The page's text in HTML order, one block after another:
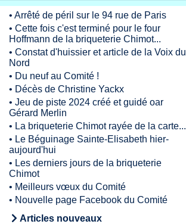
• Arrêté de péril sur le 94 rue de Paris
• Cette fois c'est terminé pour le four
Hoffmann de la briqueterie Chimot...
• Constat d'huissier et article de la Voix du
Nord
• Du neuf au Comité !
• Décès de Christine Yackx
• Jeu de piste 2024 créé et guidé oar
Gérard Merlin
• La briqueterie Chimot rayée de la carte...
• Le Béguinage Sainte-Elisabeth hier-
aujourd'hui
• Les derniers jours de la briqueterie
Chimot
• Meilleurs vœux du Comité
• Nouvelle page Facebook du Comité
Articles nouveaux